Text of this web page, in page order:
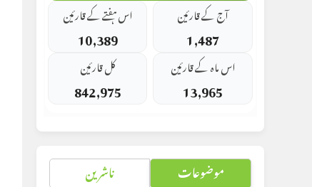
آج کے قارئین
1,487
اس ہفتے کے قارئین
10,389
اس ماہ کے قارئین
13,965
کل قارئین
842,975
موضوعات ناشرین